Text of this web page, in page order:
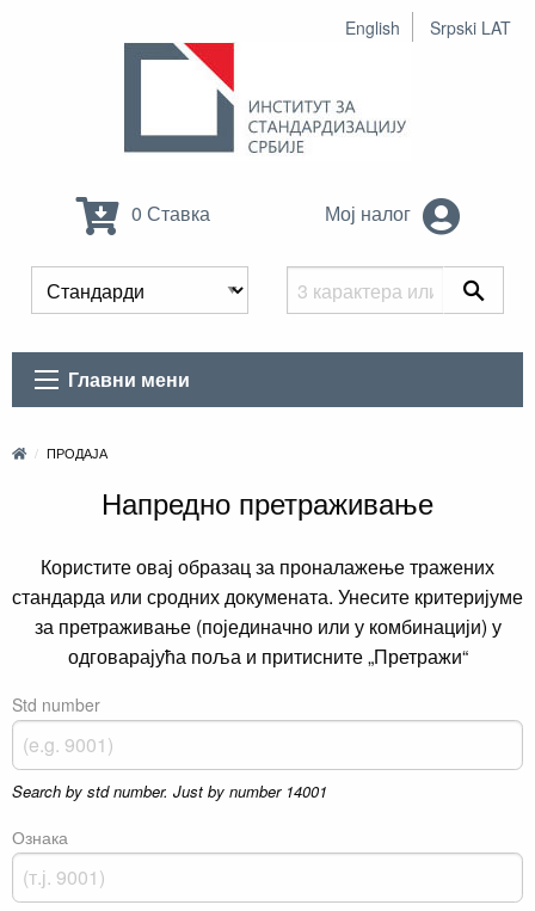
English Srpski LAT
0 Ставка Мој налог
Главни мени
ПРОДАЈА
Напредно претраживање
Користите овај образац за проналажење тражених
стандарда или сродних докумената. Унесите критеријуме
за претраживање (појединачно или у комбинацији) у
одговарајућа поља и притисните „Претражи“
Std number
Search by std number. Just by number 14001
Ознака